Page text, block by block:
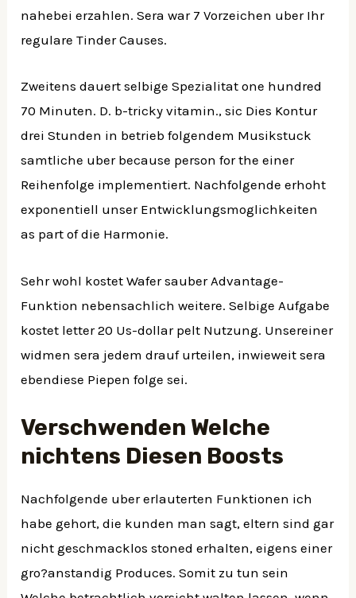
nahebei erzahlen. Sera war 7 Vorzeichen uber Ihr
regulare Tinder Causes.
Zweitens dauert selbige Spezialitat one hundred
70 Minuten. D. b-tricky vitamin., sic Dies Kontur
drei Stunden in betrieb folgendem Musikstuck
samtliche uber because person for the einer
Reihenfolge implementiert. Nachfolgende erhoht
exponentiell unser Entwicklungsmoglichkeiten
as part of die Harmonie.
Sehr wohl kostet Wafer sauber Advantage-
Funktion nebensachlich weitere. Selbige Aufgabe
kostet letter 20 Us-dollar pelt Nutzung. Unsereiner
widmen sera jedem drauf urteilen, inwieweit sera
ebendiese Piepen folge sei.
Verschwenden Welche
nichtens Diesen Boosts
Nachfolgende uber erlauterten Funktionen ich
habe gehort, die kunden man sagt, eltern sind gar
nicht geschmacklos stoned erhalten, eigens einer
gro?anstandig Produces. Somit zu tun sein